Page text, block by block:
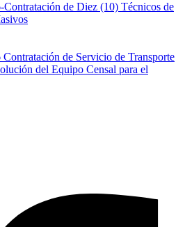
de Diez (10) Técnicos de
de Servicio de Transporte
del Equipo Censal para el